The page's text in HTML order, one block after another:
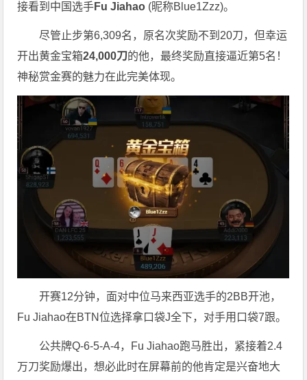
接看到中国选手Fu Jiahao (昵称Blue1Zzz)。
尽管止步第6,309名，原名次奖励不到20刀，但幸运
开出黄金宝箱24,000刀的他，最终奖励直接逼近第5名！
神秘赏金赛的魅力在此完美体现。
开赛12分钟，面对中位马来西亚选手的2BB开池，
Fu Jiahao在BTN位选择拿口袋J全下，对手用口袋7跟。
公共牌Q-6-5-A-4，Fu Jiahao跑马胜出，紧接着2.4
万刀奖励爆出，想必此时在屏幕前的他肯定是兴奋地大